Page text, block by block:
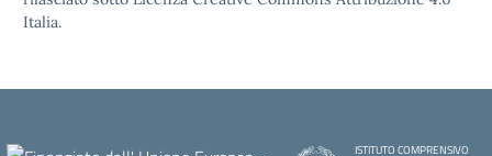
Italia.
ISTITUTO COMPRENSIVO